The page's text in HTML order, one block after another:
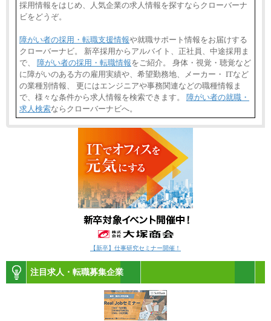
採用情報をはじめ、人気企業の求人情報を探すならクローバーナ
ビをどうぞ。
障がい者の採用・転職支援情報や就職サポート情報をお届けする
クローバーナビ。 新卒採用からアルバイト、正社員、中途採用ま
で、 障がい者の採用・転職情報をご紹介。 身体・視覚・聴覚など
に障がいのある方の雇用実績や、希望勤務地、メーカー・ ITなど
の業種別情報、 更にはエンジニアや事務関連などの職種情報ま
で、様々な条件から求人情報を検索できます。 障がい者の就職・
求人検索ならクローバーナビへ。
【新卒】仕事研究セミナー開催！
注目求人・転職募集企業